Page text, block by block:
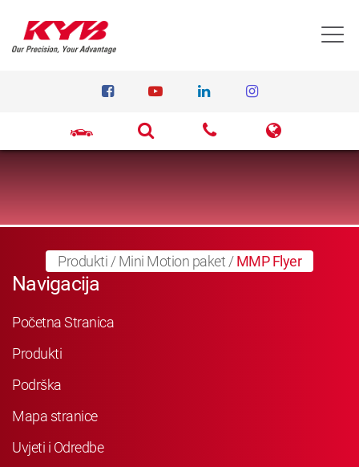
Produkti /Mini Motion paket /MMP Flyer
Navigacija
Početna Stranica
Produkti
Podrška
Mapa stranice
Uvjeti i Odredbe